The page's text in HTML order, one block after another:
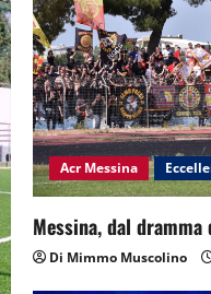
Acr Messina
Messina, dal
Di Mimmo Muscolino